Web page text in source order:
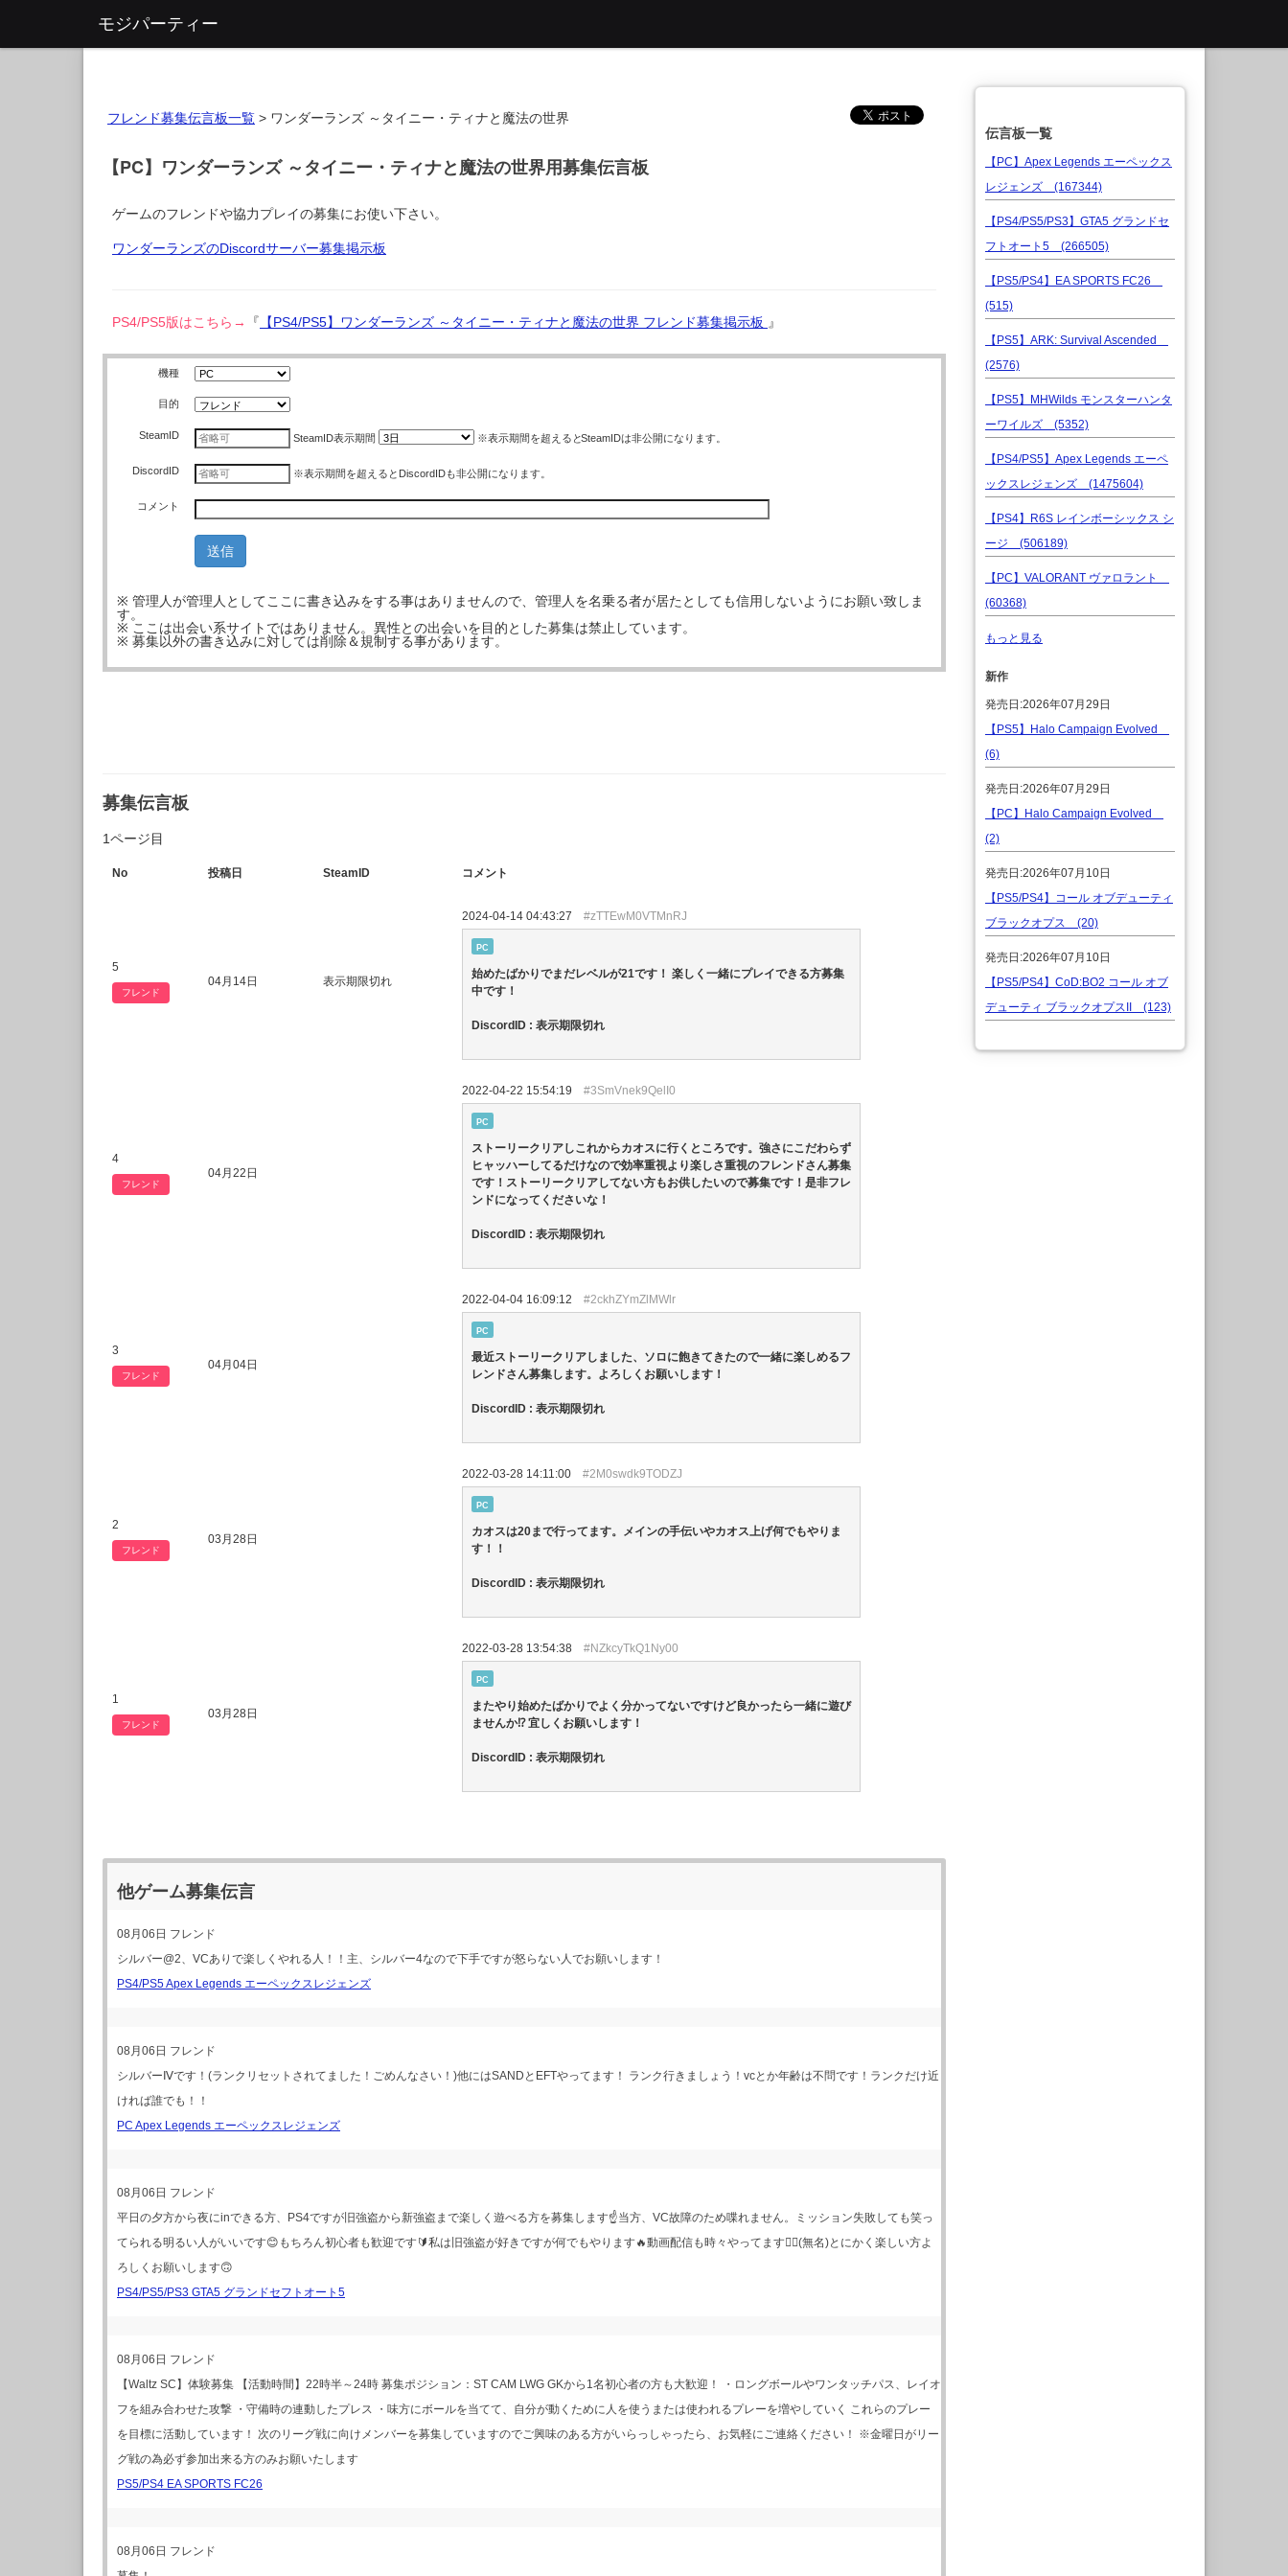
モジパーティー
フレンド募集伝言板一覧 > ワンダーランズ ～タイニー・ティナと魔法の世界
【PC】ワンダーランズ ～タイニー・ティナと魔法の世界用募集伝言板
ゲームのフレンドや協力プレイの募集にお使い下さい。
ワンダーランズのDiscordサーバー募集掲示板
PS4/PS5版はこちら→ 『 【PS4/PS5】ワンダーランズ ～タイニー・ティナと魔法の世界 フレンド募集掲示板 』
機種
目的
SteamID SteamID表示期間 ※表示期間を超えるとSteamIDは非公開になります。
DiscordID ※表示期間を超えるとDiscordIDも非公開になります。
コメント
※ 管理人が管理人としてここに書き込みをする事はありませんので、管理人を名乗る者が居たとしても信用しないようにお願い致しま
す。
※ ここは出会い系サイトではありません。異性との出会いを目的とした募集は禁止しています。
※ 募集以外の書き込みに対しては削除＆規制する事があります。
募集伝言板
1ページ目
No 投稿日 SteamID コメント
5
フレンド
04月14日 表示期限切れ
2024-04-14 04:43:27 #zTTEwM0VTMnRJ
PC
始めたばかりでまだレベルが21です！ 楽しく一緒にプレイできる方募集
中です！
DiscordID : 表示期限切れ
4
フレンド
04月22日
2022-04-22 15:54:19 #3SmVnek9QelI0
PC
ストーリークリアしこれからカオスに行くところです。強さにこだわらず
ヒャッハーしてるだけなので効率重視より楽しさ重視のフレンドさん募集
です！ストーリークリアしてない方もお供したいので募集です！是非フレ
ンドになってくださいな！
DiscordID : 表示期限切れ
3
フレンド
04月04日
2022-04-04 16:09:12 #2ckhZYmZlMWlr
PC
最近ストーリークリアしました、ソロに飽きてきたので一緒に楽しめるフ
レンドさん募集します。よろしくお願いします！
DiscordID : 表示期限切れ
2
フレンド
03月28日
2022-03-28 14:11:00 #2M0swdk9TODZJ
PC
カオスは20まで行ってます。メインの手伝いやカオス上げ何でもやりま
す！！
DiscordID : 表示期限切れ
1
フレンド
03月28日
2022-03-28 13:54:38 #NZkcyTkQ1Ny00
PC
またやり始めたばかりでよく分かってないですけど良かったら一緒に遊び
ませんか⁉︎ 宜しくお願いします！
DiscordID : 表示期限切れ
他ゲーム募集伝言
08月06日 フレンド
シルバー@2、VCありで楽しくやれる人！！主、シルバー4なので下手ですが怒らない人でお願いします！
PS4/PS5 Apex Legends エーペックスレジェンズ
08月06日 フレンド
シルバーⅣです！(ランクリセットされてました！ごめんなさい！)他にはSANDとEFTやってます！ ランク行きましょう！vcとか年齢は不問です！ランクだけ近
ければ誰でも！！
PC Apex Legends エーペックスレジェンズ
08月06日 フレンド
平日の夕方から夜にinできる方、PS4ですが旧強盗から新強盗まで楽しく遊べる方を募集します☝️当方、VC故障のため喋れません。ミッション失敗しても笑っ
てられる明るい人がいいです😊もちろん初心者も歓迎です🔰私は旧強盗が好きですが何でもやります🔥動画配信も時々やってます🙋‍♀️(無名)とにかく楽しい方よ
ろしくお願いします🙃
PS4/PS5/PS3 GTA5 グランドセフトオート5
08月06日 フレンド
【Waltz SC】体験募集 【活動時間】22時半～24時 募集ポジション：ST CAM LWG GKから1名初心者の方も大歓迎！ ・ロングボールやワンタッチパス、レイオ
フを組み合わせた攻撃 ・守備時の連動したプレス ・味方にボールを当てて、自分が動くために人を使うまたは使われるプレーを増やしていく これらのプレー
を目標に活動しています！ 次のリーグ戦に向けメンバーを募集していますのでご興味のある方がいらっしゃったら、お気軽にご連絡ください！ ※金曜日がリー
グ戦の為必ず参加出来る方のみお願いたします
PS5/PS4 EA SPORTS FC26
08月06日 フレンド
伝言板一覧
【PC】Apex Legends エーペックス
レジェンズ (167344)
【PS4/PS5/PS3】GTA5 グランドセ
フトオート5 (266505)
【PS5/PS4】EA SPORTS FC26
(515)
【PS5】ARK: Survival Ascended
(2576)
【PS5】MHWilds モンスターハンタ
ーワイルズ (5352)
【PS4/PS5】Apex Legends エーペ
ックスレジェンズ (1475604)
【PS4】R6S レインボーシックス シ
ージ (506189)
【PC】VALORANT ヴァロラント
(60368)
もっと見る
新作
発売日:2026年07月29日
【PS5】Halo Campaign Evolved
(6)
発売日:2026年07月29日
【PC】Halo Campaign Evolved
(2)
発売日:2026年07月10日
【PS5/PS4】コール オブデューティ
ブラックオプス (20)
発売日:2026年07月10日
【PS5/PS4】CoD:BO2 コール オブ
デューティ ブラックオプスII (123)